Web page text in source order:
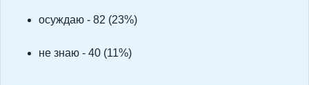
осуждаю - 82 (23%)
не знаю - 40 (11%)